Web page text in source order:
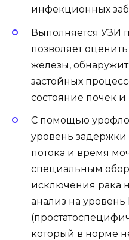
инфекционных
Выполняется УЗИ
позволяет
железы,
застойных
состояние почек
С помощью
уровень задержки
потока и время
специальным
исключения рака
анализ на
который в норме